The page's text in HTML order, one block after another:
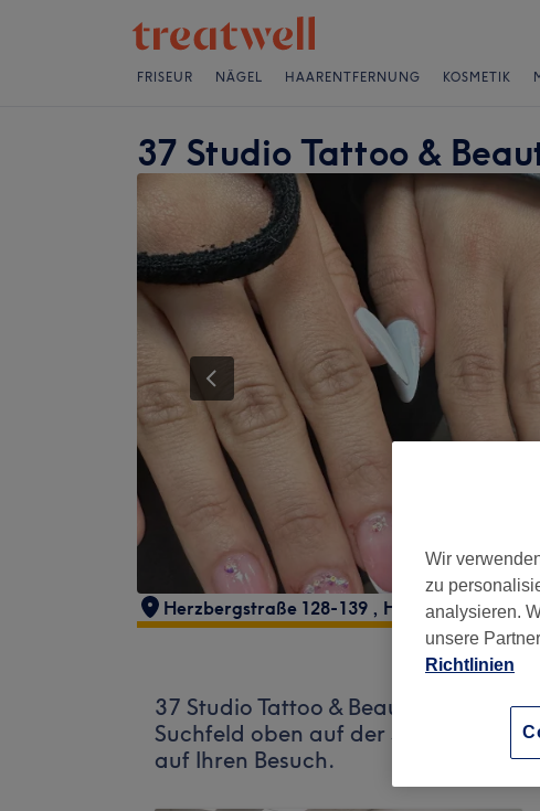
FRISEUR NÄGEL HAARENTFERNUNG KOSMETIK
37 Studio Tattoo &
Herzbergstraße 128-139 , Halle 3 Raum 330,
37 Studio Tattoo & Beauty World
Suchfeld oben auf der Seite, um
auf Ihren Besuch.
Wir
zu
analysieren.
unsere
Richtlinien